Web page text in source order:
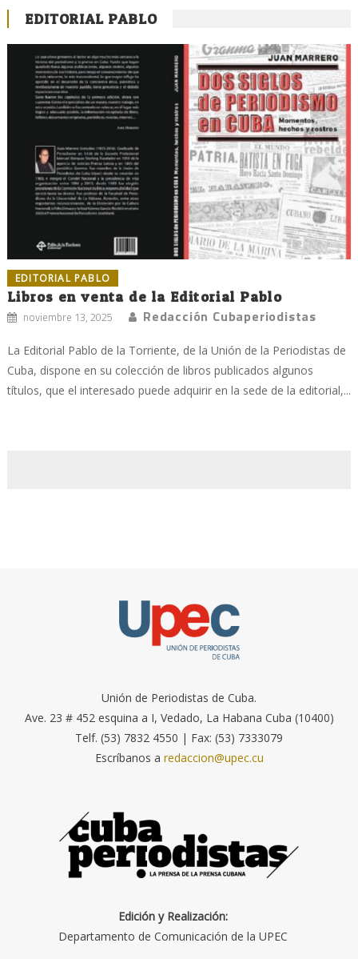
EDITORIAL PABLO
EDITORIAL PABLO
Libros en venta de la Editorial Pablo
noviembre 13, 2025 Redacción Cubaperiodistas
La Editorial Pablo de la Torriente, de la Unión de la Periodistas de
Cuba, dispone en su colección de libros publicados algunos
títulos, que el interesado puede adquirir en la sede de la editorial,...
Unión de Periodistas de Cuba.
Ave. 23 # 452 esquina a I, Vedado, La Habana Cuba (10400)
Telf. (53) 7832 4550 | Fax: (53) 7333079
Escríbanos a redaccion@upec.cu
Edición y Realización:
Departamento de Comunicación de la UPEC